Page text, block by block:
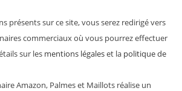
présents sur ce site, vous serez redirigé vers
commerciaux où vous pourrez effectuer
sur les mentions légaleset la politique de
Amazon, Palmes et Maillots réalise un